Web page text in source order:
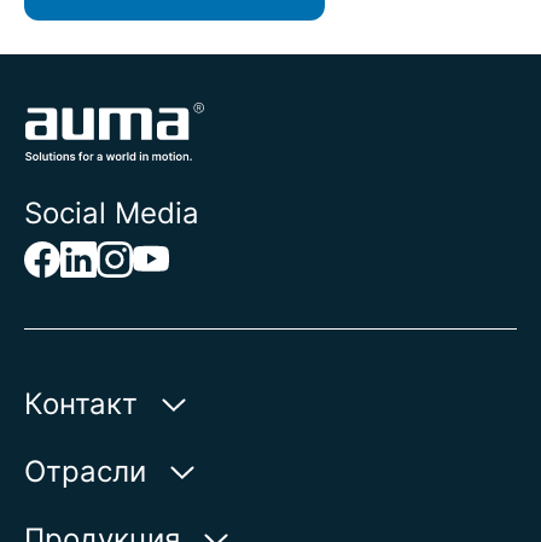
Social Media
Контакт
AUMA Riester
Aumastr. 1
Отрасли
Вода